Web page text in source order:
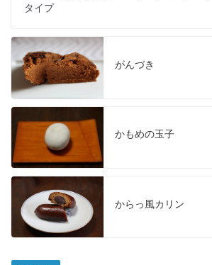
タイプ
がんづき
かもめの玉子
からっ風カリン